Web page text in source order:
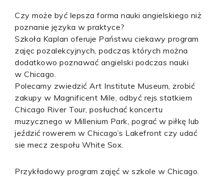
Czy może być lepsza forma nauki angielskiego niż
poznanie języka w praktyce?
Szkoła Kaplan oferuje Państwu ciekawy program
zajęc pozalekcyjnych, podczas których można
dodatkowo poznawać angielski podczas nauki
w Chicago.
Polecamy zwiedzić Art Institute Museum, zrobić
zakupy w Magnificent Mile, odbyć rejs statkiem
Chicago River Tour, posłuchać koncertu
muzycznego w Millenium Park, pograć w piłkę lub
jeździć rowerem w Chicago’s Lakefront czy udać
sie mecz zespołu White Sox.
Przykładowy program zajęć w szkole w Chicago.